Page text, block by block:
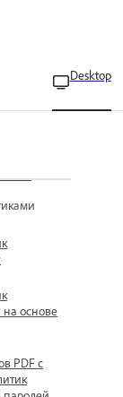
Desktop
для
на основе
PDF с